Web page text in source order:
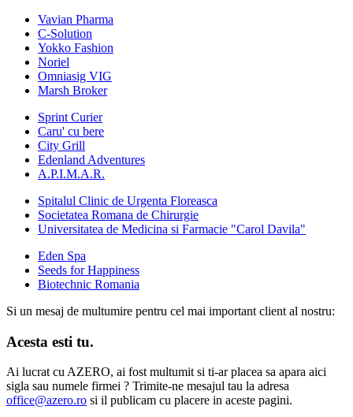
Vavian Pharma
C-Solution
Yokko Fashion
Noriel
Omniasig VIG
Marsh Broker
Sprint Curier
Caru' cu bere
City Grill
Edenland Adventures
A.P.I.M.A.R.
Spitalul Clinic de Urgenta Floreasca
Societatea Romana de Chirurgie
Universitatea de Medicina si Farmacie "Carol Davila"
Eden Spa
Seeds for Happiness
Biotechnic Romania
Si un mesaj de multumire pentru cel mai important client al nostru:
Acesta esti tu.
Ai lucrat cu AZERO, ai fost multumit si ti-ar placea sa apara aici
sigla sau numele firmei ? Trimite-ne mesajul tau la adresa
office@azero.ro si il publicam cu placere in aceste pagini.